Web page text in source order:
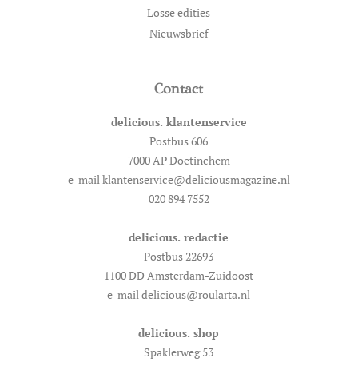
Losse edities
Nieuwsbrief
Contact
delicious. klantenservice
Postbus 606
7000 AP Doetinchem
e-mail klantenservice@deliciousmagazine.nl
020 894 7552
delicious. redactie
Postbus 22693
1100 DD Amsterdam-Zuidoost
e-mail delicious@roularta.nl
delicious. shop
Spaklerweg 53